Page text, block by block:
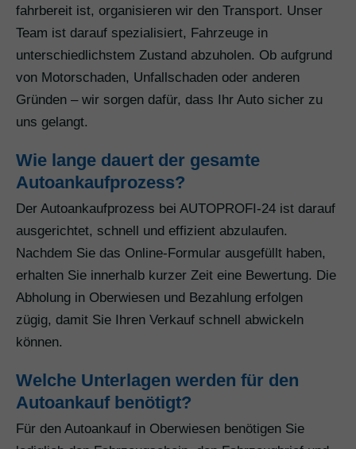
fahrbereit ist, organisieren wir den Transport. Unser
Team ist darauf spezialisiert, Fahrzeuge in
unterschiedlichstem Zustand abzuholen. Ob aufgrund
von Motorschaden, Unfallschaden oder anderen
Gründen – wir sorgen dafür, dass Ihr Auto sicher zu
uns gelangt.
Wie lange dauert der gesamte
Autoankaufprozess?
Der Autoankaufprozess bei AUTOPROFI-24 ist darauf
ausgerichtet, schnell und effizient abzulaufen.
Nachdem Sie das Online-Formular ausgefüllt haben,
erhalten Sie innerhalb kurzer Zeit eine Bewertung. Die
Abholung in Oberwiesen und Bezahlung erfolgen
zügig, damit Sie Ihren Verkauf schnell abwickeln
können.
Welche Unterlagen werden für den
Autoankauf benötigt?
Für den Autoankauf in Oberwiesen benötigen Sie